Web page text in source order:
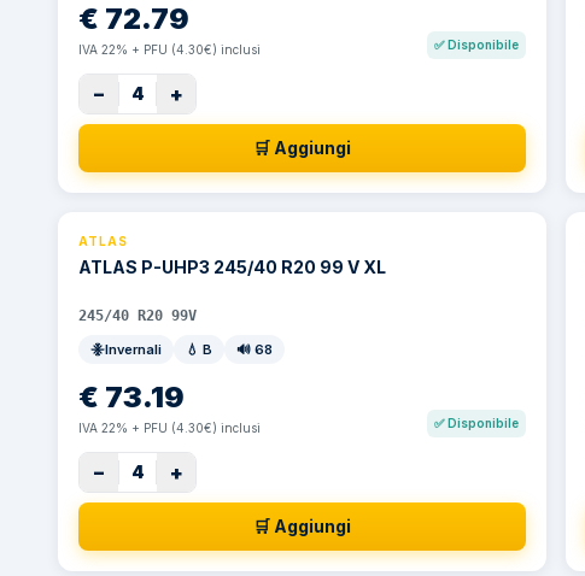
€ 72.79
IVA 22% + PFU (4.30€) inclusi ✅Disponibile
− 4 +
🛒 Aggiungi
ATLAS
ATLAS P-UHP3 245/40 R20 99 V XL
245/40 R20 99V
Invernali
💧 B 🔊 68
€ 73.19
IVA 22% + PFU (4.30€) inclusi ✅Disponibile
− 4 +
🛒 Aggiungi